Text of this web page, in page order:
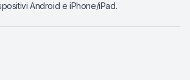
Android e iPhone/iPad.